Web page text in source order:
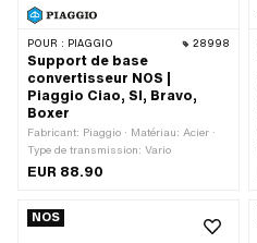
POUR : PIAGGIO 28998
Support de base
convertisseur NOS |
Piaggio Ciao, SI, Bravo,
Boxer
Fabricant: Piaggio · Matériau: Acier ·
Type de transmission: Vario
EUR 88.90
NOS